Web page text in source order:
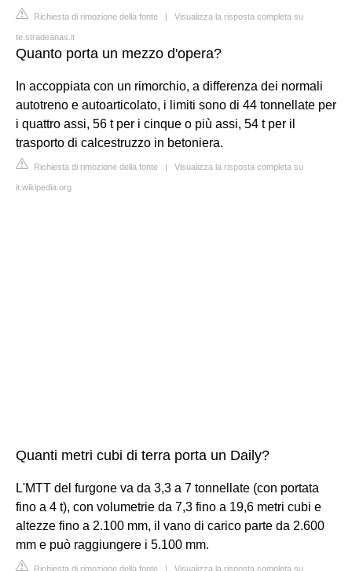
Richiesta di rimozione della fonte | Visualizza la risposta completa su
te.stradeanas.it
Quanto porta un mezzo d'opera?
In accoppiata con un rimorchio, a differenza dei normali
autotreno e autoarticolato, i limiti sono di 44 tonnellate per
i quattro assi, 56 t per i cinque o più assi, 54 t per il
trasporto di calcestruzzo in betoniera.
Richiesta di rimozione della fonte | Visualizza la risposta completa su
it.wikipedia.org
Quanti metri cubi di terra porta un Daily?
L'MTT del furgone va da 3,3 a 7 tonnellate (con portata
fino a 4 t), con volumetrie da 7,3 fino a 19,6 metri cubi e
altezze fino a 2.100 mm, il vano di carico parte da 2.600
mm e può raggiungere i 5.100 mm.
Richiesta di rimozione della fonte | Visualizza la risposta completa su